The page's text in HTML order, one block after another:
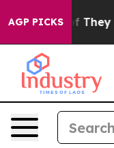
AGP PICKS
no Proof They Exist